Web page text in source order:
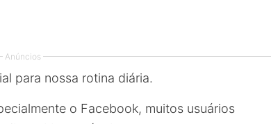
Anúncios
para nossa rotina diária.
o Facebook, muitos usuários